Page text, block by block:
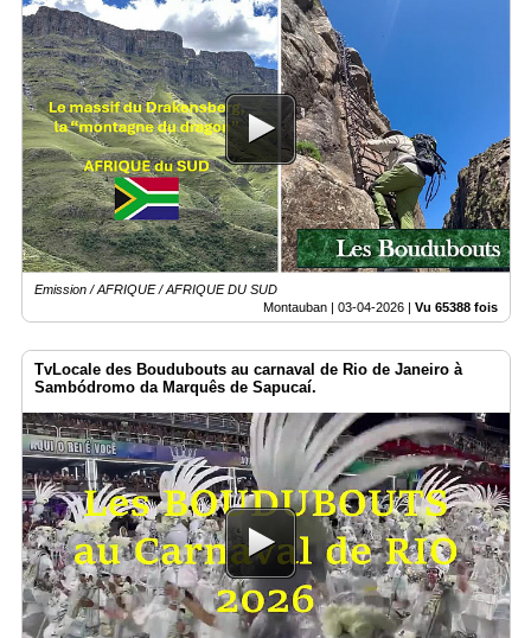
Emission / AFRIQUE / AFRIQUE DU SUD
Montauban | 03-04-2026 | Vu 65388 fois
TvLocale des Boudubouts au carnaval de Rio de Janeiro à
Sambódromo da Marquês de Sapucaí.